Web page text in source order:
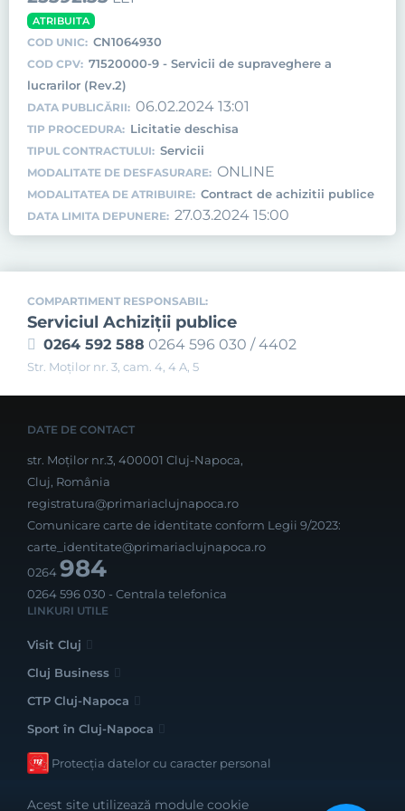
ATRIBUITA
COD UNIC: CN1064930
COD CPV: 71520000-9 - Servicii de supraveghere a
lucrarilor (Rev.2)
DATA PUBLICĂRII: 06.02.2024 13:01
TIP PROCEDURA: Licitatie deschisa
TIPUL CONTRACTULUI: Servicii
MODALITATE DE DESFASURARE: ONLINE
MODALITATEA DE ATRIBUIRE: Contract de achizitii publice
DATA LIMITA DEPUNERE: 27.03.2024 15:00
COMPARTIMENT RESPONSABIL:
Serviciul Achiziţii publice
0264 592 588 0264 596 030 / 4402
Str. Moţilor nr. 3, cam. 4, 4 A, 5
DATE DE CONTACT
str. Moților nr.3, 400001 Cluj-Napoca,
Cluj, România
registratura@primariaclujnapoca.ro
Comunicare carte de identitate conform Legii 9/2023:
carte_identitate@primariaclujnapoca.ro
0264984
0264 596 030 - Centrala telefonica
LINKURI UTILE
Visit Cluj
Cluj Business
CTP Cluj-Napoca
Sport în Cluj-Napoca
Protecția datelor cu caracter personal
Acest site utilizează module cookie